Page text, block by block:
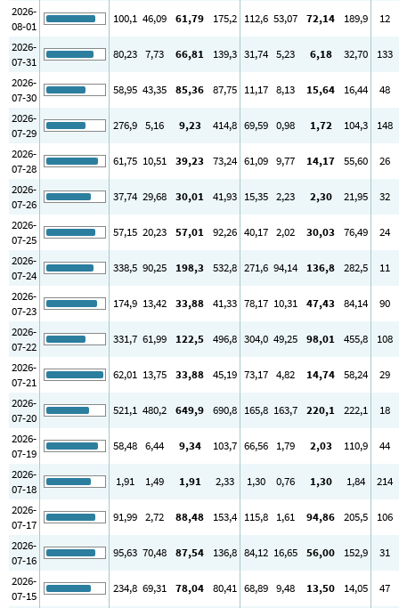
2026-
08-01
100,1 46,09 61,79 175,2 112,6 53,07 72,14 189,9
12
2026-
07-31
80,23 7,73 66,81 139,3 31,74 5,23 6,18 32,70
133
2026-
07-30
58,95 43,35 85,36 87,75 11,17 8,13 15,64 16,44
48
2026-
07-29
276,9 5,16 9,23 414,8 69,59 0,98 1,72 104,3
148
2026-
07-28
61,75 10,51 39,23 73,24 61,09 9,77 14,17 55,60
26
2026-
07-26
37,74 29,68 30,01 41,93 15,35 2,23 2,30 21,95
32
2026-
07-25
57,15 20,23 57,01 92,26 40,17 2,02 30,03 76,49
24
2026-
07-24
338,5 90,25 198,3 532,8 271,6 94,14 136,8 282,5
11
2026-
07-23
174,9 13,42 33,88 41,33 78,17 10,31 47,43 84,14
90
2026-
07-22
331,7 61,99 122,5 496,8 304,0 49,25 98,01 455,8
108
2026-
07-21
62,01 13,75 33,88 45,19 73,17 4,82 14,74 58,24
29
2026-
07-20
521,1 480,2 649,9 690,8 165,8 163,7 220,1 222,1
18
2026-
07-19
58,48 6,44 9,34 103,7 66,56 1,79 2,03 110,9
44
2026-
07-18
1,91 1,49 1,91 2,33 1,30 0,76 1,30 1,84
214
2026-
07-17
91,99 2,72 88,48 153,4 115,8 1,61 94,86 205,5
106
2026-
07-16
95,63 70,48 87,54 136,8 84,12 16,65 56,00 152,9
31
2026-
07-15
234,8 69,31 78,04 80,41 68,89 9,48 13,50 14,05
47